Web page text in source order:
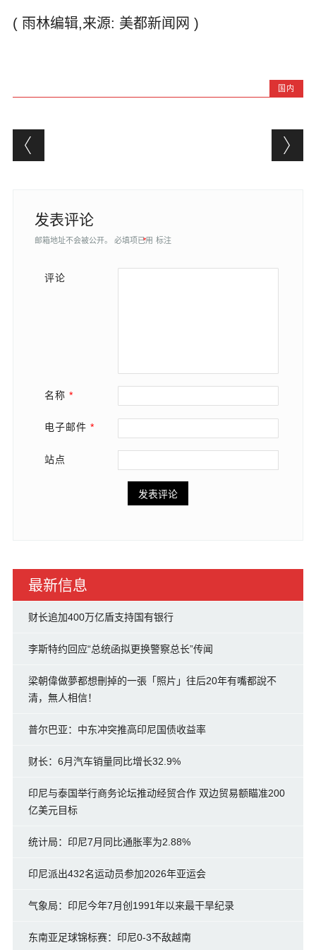
( 雨林编辑,来源: 美都新闻网 )
国内
Post navigation
发表评论
邮箱地址不会被公开。 必填项已用
* 标注
评论
名称 *
电子邮件 *
站点
最新信息
财长追加400万亿盾支持国有银行
李斯特约回应“总统函拟更换警察总长”传闻
梁朝偉做夢都想刪掉的一張「照片」往后20年有嘴都說不
清，無人相信！
普尔巴亚：中东冲突推高印尼国债收益率
财长：6月汽车销量同比增长32.9%
印尼与泰国举行商务论坛推动经贸合作 双边贸易额瞄准200
亿美元目标
统计局：印尼7月同比通胀率为2.88%
印尼派出432名运动员参加2026年亚运会
气象局：印尼今年7月创1991年以来最干旱纪录
东南亚足球锦标赛：印尼0-3不敌越南